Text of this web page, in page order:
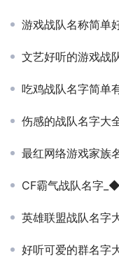
游戏战队名称简单
文艺好听的游戏战
吃鸡战队名字简单
伤感的战队名字大
最红网络游戏家族名
CF霸气战队名字
英雄联盟战队名字大
好听可爱的群名字